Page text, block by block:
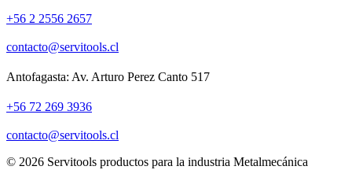
+56 2 2556 2657
contacto@servitools.cl
Antofagasta: Av. Arturo Perez Canto 517
+56 72 269 3936
contacto@servitools.cl
© 2026 Servitools productos para la industria Metalmecánica